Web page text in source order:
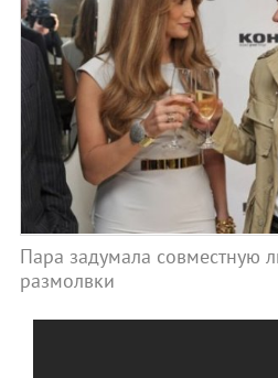
Пара задумала
размолвки